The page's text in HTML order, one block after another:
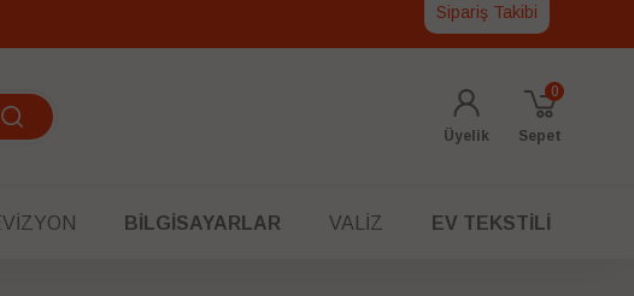
Sipariş Takibi
Üyelik Sepet
0
BILGISAYARLAR VALIZ EV TEKSTILI